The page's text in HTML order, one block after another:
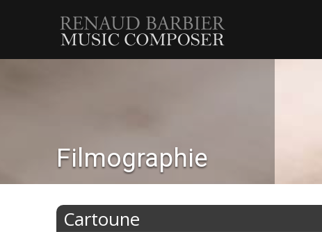
Renaud
Barbier
Filmographie
Cartoune